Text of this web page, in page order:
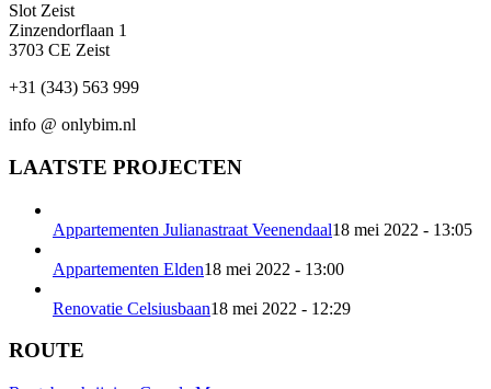
Slot Zeist
Zinzendorflaan 1
3703 CE Zeist
+31 (343) 563 999
info @ onlybim.nl
LAATSTE PROJECTEN
Appartementen Julianastraat Veenendaal18 mei 2022 - 13:05
Appartementen Elden18 mei 2022 - 13:00
Renovatie Celsiusbaan18 mei 2022 - 12:29
ROUTE